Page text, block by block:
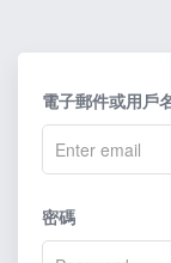
電子郵件或用戶
密碼